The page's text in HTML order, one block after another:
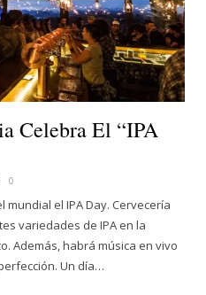
Celebra El “IPA
0
mundial el IPA Day. Cervecería
variedades de IPA en la
Además, habrá música en vivo
Un día…